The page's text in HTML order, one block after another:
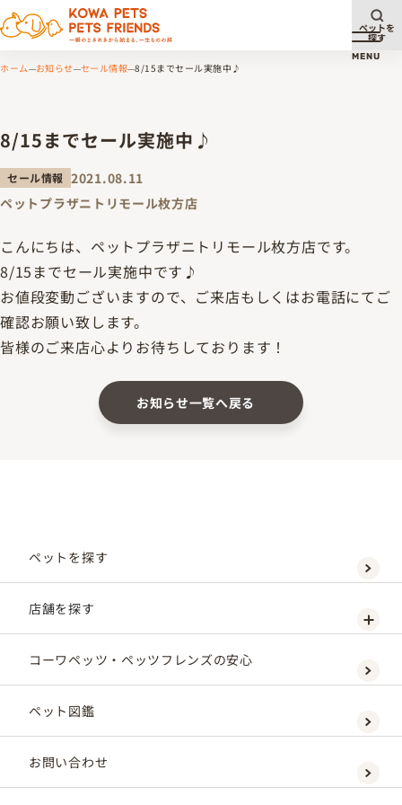
メニ
MENU
ペットを
探す
ホーム お知らせ セール情報 8/15までセール実施中♪
8/15までセール実施中♪
セール情報 2021.08.11
ペットプラザニトリモール枚方店
こんにちは、ペットプラザニトリモール枚方店です。
8/15までセール実施中です♪
お値段変動ございますので、ご来店もしくはお電話にてご
確認お願い致します。
皆様のご来店心よりお待ちしております！
お知らせ一覧へ戻る
ペットを探す
店舗を探す
コーワペッツ・ペッツフレンズの安心
ペット図鑑
お問い合わせ